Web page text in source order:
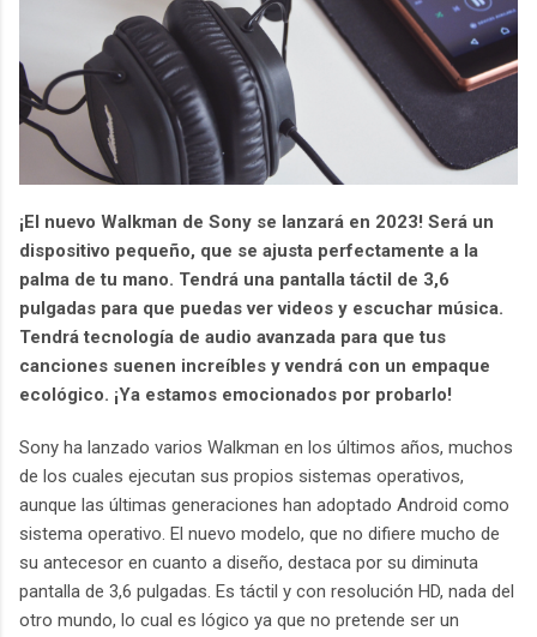
¡El nuevo Walkman de Sony se lanzará en 2023! Será un
dispositivo pequeño, que se ajusta perfectamente a la
palma de tu mano. Tendrá una pantalla táctil de 3,6
pulgadas para que puedas ver videos y escuchar música.
Tendrá tecnología de audio avanzada para que tus
canciones suenen increíbles y vendrá con un empaque
ecológico. ¡Ya estamos emocionados por probarlo!
Sony ha lanzado varios Walkman en los últimos años, muchos
de los cuales ejecutan sus propios sistemas operativos,
aunque las últimas generaciones han adoptado Android como
sistema operativo. El nuevo modelo, que no difiere mucho de
su antecesor en cuanto a diseño, destaca por su diminuta
pantalla de 3,6 pulgadas. Es táctil y con resolución HD, nada del
otro mundo, lo cual es lógico ya que no pretende ser un